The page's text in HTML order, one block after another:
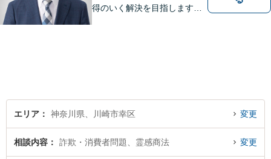
得のいく解決を目指します。
エリア 神奈川県、川崎市幸区 変更
相談内容 詐欺・消費者問題、霊感商法 変更